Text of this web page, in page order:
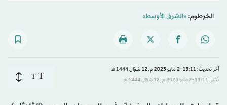
الخرطوم:«الشرق الأوسط»
آخر تحديث: 13:11-2 مايو 2023 م ـ 12 شوّال 1444 هـ
نُشر: 11:11-2 مايو 2023 م ـ 12 شوّال 1444 هـ
T
T